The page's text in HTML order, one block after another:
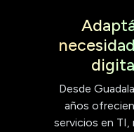
Desde
años
servicios en TI,